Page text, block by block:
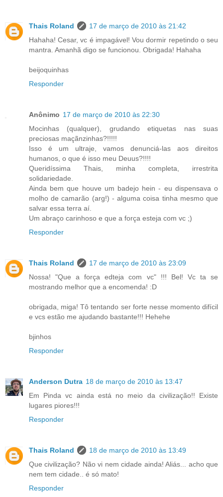
Thais Roland
17 de março de 2010 às 21:42
Hahaha! Cesar, vc é impagável! Vou dormir repetindo o seu
mantra. Amanhã digo se funcionou. Obrigada! Hahaha
beijoquinhas
Responder
Anônimo 17 de março de 2010 às 22:30
Mocinhas (qualquer), grudando etiquetas nas suas
preciosas maçãnzinhas?!!!!!
Isso é um ultraje, vamos denunciá-las aos direitos
humanos, o que é isso meu Deuus?!!!!
Queridíssima Thais, minha completa, irrestrita
solidariedade.
Ainda bem que houve um badejo hein - eu dispensava o
molho de camarão (arg!) - alguma coisa tinha mesmo que
salvar essa terra aí.
Um abraço carinhoso e que a força esteja com vc ;)
Responder
Thais Roland
17 de março de 2010 às 23:09
Nossa! "Que a força edteja com vc" !!! Bel! Vc ta se
mostrando melhor que a encomenda! :D
obrigada, miga! Tô tentando ser forte nesse momento difícil
e vcs estão me ajudando bastante!!! Hehehe
bjinhos
Responder
Anderson Dutra 18 de março de 2010 às 13:47
Em Pinda vc ainda está no meio da civilização!! Existe
lugares piores!!!
Responder
Thais Roland
18 de março de 2010 às 13:49
Que civilização? Não vi nem cidade ainda! Aliás... acho que
nem tem cidade.. é só mato!
Responder